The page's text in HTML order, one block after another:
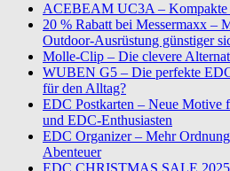
ACEBEAM UC3A – Kompakte
20 % Rabatt bei Messermaxx –
Outdoor-Ausrüstung günstiger
Molle-Clip – Die clevere
WUBEN G5 – Die perfekte
für den Alltag?
EDC Postkarten – Neue Motive
und EDC-Enthusiasten
EDC Organizer – Mehr
Abenteuer
EDC CHRISTMAS SALE 2025